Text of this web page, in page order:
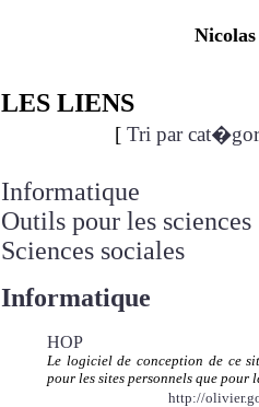
LES LIENS
[ Tri par
Informatique
Outils pour les sciences
Sciences sociales
Informatique
HOP
Le logiciel de conception de ce
pour les sites personnels que pour
http://